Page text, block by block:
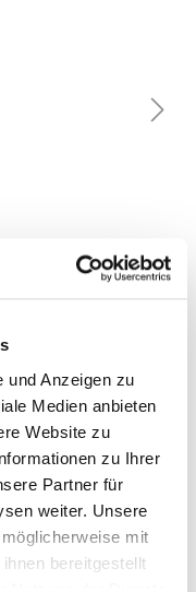
und Anzeigen zu
Medien anbieten
Website zu
zu Ihrer
Partner für
weiter. Unsere
mit
bereitgestellt